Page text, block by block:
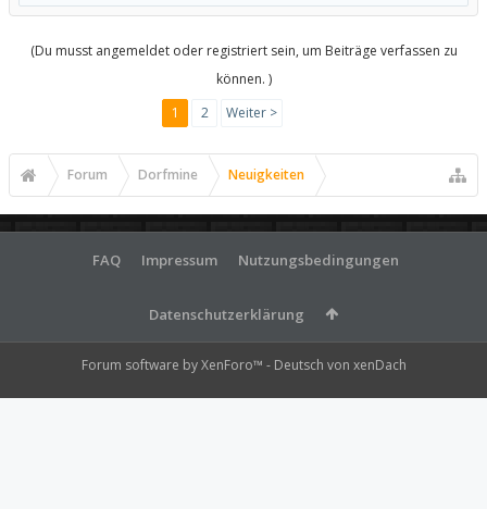
(Du musst angemeldet oder registriert sein, um Beiträge verfassen zu
können. )
1
2 Weiter >
Forum Dorfmine Neuigkeiten
FAQ Impressum Nutzungsbedingungen
Datenschutzerklärung
Forum software by XenForo™ - Deutsch von xenDach